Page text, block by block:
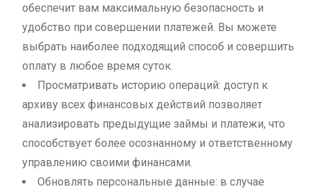
обеспечит вам максимальную безопасность и
удобство при совершении платежей. Вы можете
выбрать наиболее подходящий способ и совершить
оплату в любое время суток.
Просматривать историю операций: доступ к
архиву всех финансовых действий позволяет
анализировать предыдущие займы и платежи, что
способствует более осознанному и ответственному
управлению своими финансами.
Обновлять персональные данные: в случае